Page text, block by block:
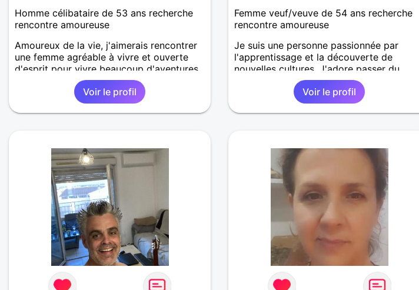
Homme célibataire de 53 ans recherche
rencontre amoureuse
Amoureux de la vie, j'aimerais rencontrer
une femme agréable à vivre et ouverte
d'esprit pour vivre beaucoup d'aventures
Voir le profil
Femme veuf/veuve de 54 ans recherche
rencontre amoureuse
Je suis une personne passionnée par
l'apprentissage et la découverte de
nouvelles cultures. J'adore passer du
temps à lire et à explorer des idées
différentes. Une chose que les autres
doivent savoir sur moi, c'est que
j'apprécie énormément les échanges
aider et à soutenir ceux qui en ont besoin.
J'espère que cela vous donne un aperçu
de qui je suis ! J’aime beaucoup cette idée
de « donner un petit coup de pouce au
destin »… c’est aussi ce qui m’a amenée
ici, avec l’envie simple de provoquer une
belle rencontre. Ce que je recherche me
parle énormément. Pour moi, une relation
se construit sur la simplicité, la complicité,
la sincérité et surtout ces fameux fous
rires du quotidien qui rendent tout plus
léger. Je ne cherche rien de compliqué,
Voir le profil